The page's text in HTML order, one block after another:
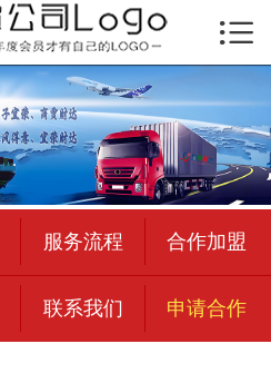
 首页
公司简介
物流新闻
绍兴至全国
合作加盟
宜荣智联

服务流程 合作加盟
联系我们 申请合作